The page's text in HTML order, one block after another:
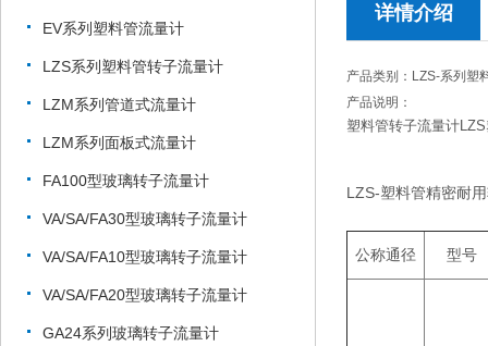
EV系列塑料管流量计
LZS系列塑料管转子流量计
LZM系列管道式流量计
LZM系列面板式流量计
FA100型玻璃转子流量计
VA/SA/FA30型玻璃转子流量计
VA/SA/FA10型玻璃转子流量计
VA/SA/FA20型玻璃转子流量计
GA24系列玻璃转子流量计
详情介绍
产品类别：LZS-系列塑
产品说明：
塑料管转子流量计
LZS-塑料管精密耐
公称通径 型号